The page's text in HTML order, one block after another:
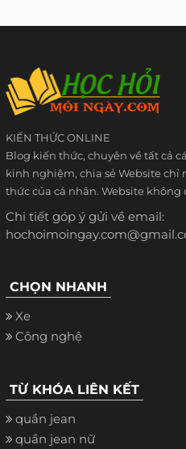
KIẾN THỨC ONLINE
Blog kiến thức, chuyên về tất cả
kinh nghiệm, chia sẻ Website
thức của cá nhân. Website
Chi tiết góp ý gửi về email:
CHỌN NHANH
Xe
Công nghệ
TỪ KHÓA LIÊN KẾT
quần jean
quần jean nữ